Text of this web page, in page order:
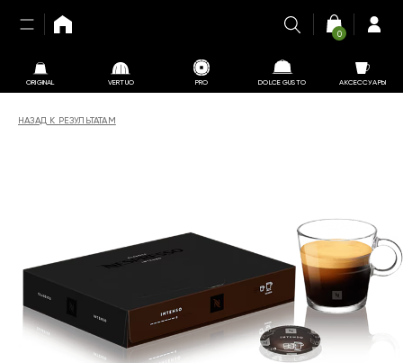
ORIGINAL VERTUO PRO DOLCE GUSTO АКСЕССУАРЫ
0
НАЗАД К РЕЗУЛЬТАТАМ